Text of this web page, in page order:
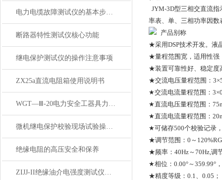
电力电缆故障测试仪的基本步骤与测距方法
断路器特性测试仪核心功能
继电保护测试仪的操作注意事项
ZX25a直流电阻箱使用说明书
WGT—Ⅲ-20电力安全工器具力学性能试验机性能特点技术参数
微机继电保护校验现场试验操作注意事项
绝缘电阻的高压安全和保养
ZIJJ-II绝缘油介电强度测试仪的使用可拆解为四个关键步骤
JYM-3D型三相交直流
率表、单、三相功率因
产品别称
★采用DSP技术开发。液
★量程范围宽，适用性强
★装置可靠性好、稳定度
★交流电压量程范围：
★交流电流量程范围：
★直流电压量程范围：
★直流电流量程范围：
★可储存500个校验记录
★调节范围：0～
★频率：40Hz～70Hz,调
★相位：0.00°～359.99°
★精度等级：0.1、0.05；